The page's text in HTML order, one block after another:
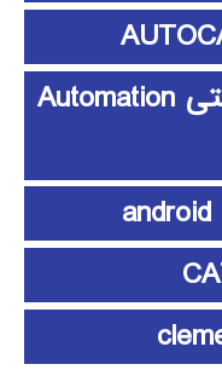
آموزش اتوماسیون صنعتی Automation